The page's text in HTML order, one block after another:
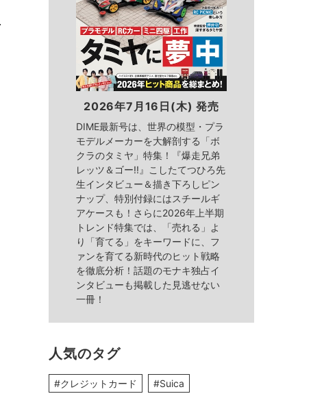
2026年7月16日(木) 発売
DIME最新号は、世界の模型・プラ
モデルメーカーを大解剖する「ボ
クラのタミヤ」特集！『爆走兄弟
レッツ＆ゴー!!』こしたてつひろ先
生インタビュー＆描き下ろしピン
ナップ、特別付録にはスチールギ
アケースも！さらに2026年上半期
トレンド特集では、「売れる」よ
り「育てる」をキーワードに、フ
ァンを育てる新時代のヒット戦略
を徹底分析！話題のモナキ独占イ
ンタビューも掲載した見逃せない
一冊！
人気のタグ
#クレジットカード #Suica